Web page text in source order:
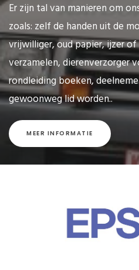
Er zijn tal van manieren om
zoals: zelf de handen uit de
vrijwilliger, oud papier, ijzer
verzamelen, dierenverzorger
rondleiding boeken,
gewoonweg lid worden..
MEER INFORMATIE